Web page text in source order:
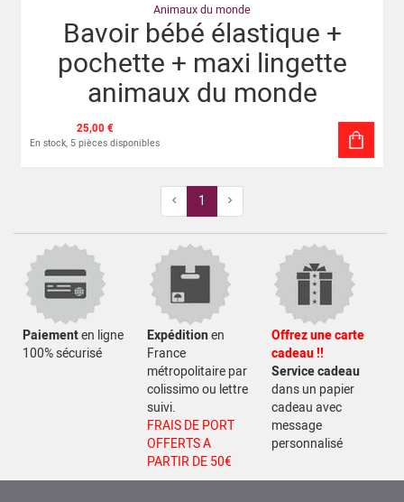
Animaux du monde
Bavoir bébé élastique +
pochette + maxi lingette
animaux du monde
25,00 €
En stock, 5 pièces disponibles
Previous
1 Next
Paiementen ligne
100% sécurisé
Expéditionen
France
métropolitaire par
colissimo ou lettre
suivi.
FRAIS DE PORT
OFFERTS A
PARTIR DE 50€
Offrez une carte
cadeau !!
Service cadeau
dans un papier
cadeau avec
message
personnalisé